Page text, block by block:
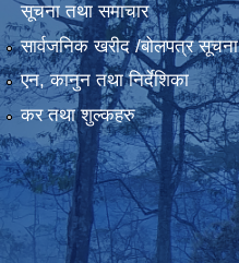
सूचना तथा समाचार
सार्वजनिक खरीद /बोलपत्र सूचना
एन, कानुन तथा निर्देशिका
कर तथा शुल्कहरु